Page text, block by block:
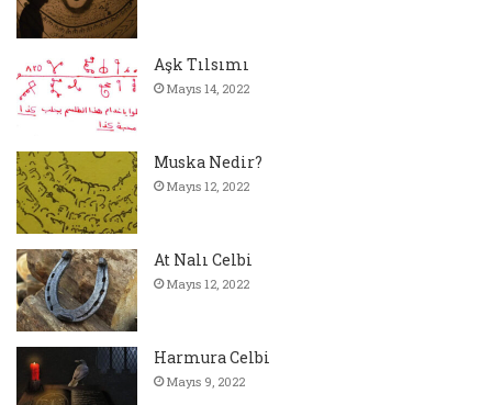
Aşk Tılsımı
Mayıs 14, 2022
Muska Nedir?
Mayıs 12, 2022
At Nalı Celbi
Mayıs 12, 2022
Harmura Celbi
Mayıs 9, 2022